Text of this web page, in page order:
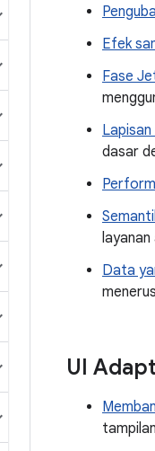
Efek
Fase
dasar
Data
UI